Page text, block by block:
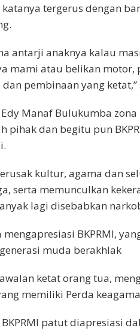
tergerus dengan
antarji anaknya kalau
mami atau belikan motor,
pembinaan yang
Manaf Bulukumba
pihak dan begitu pun
kultur, agama dan
serta memunculkan
lagi disebabkan
mengapresiasi BKPRMI,
muda berakhlak
ketat orang tua,
memiliki Perda
patut diapresiasi